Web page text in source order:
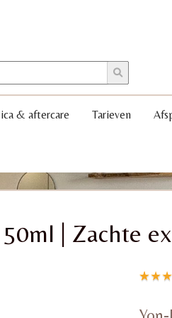
& aftercare Tarieven
| Zachte
5.00